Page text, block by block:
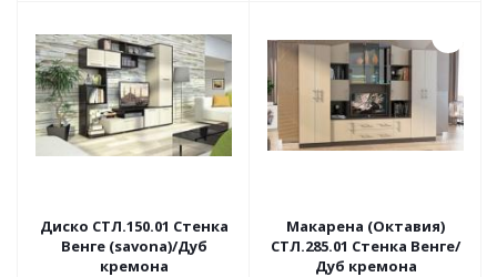
Диско СТЛ.150.01 Стенка
Венге (savona)/Дуб
кремона
Макарена (Октавия)
СТЛ.285.01 Стенка Венге/
Дуб кремона